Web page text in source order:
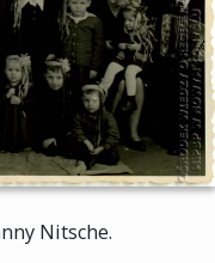
Nitsche.